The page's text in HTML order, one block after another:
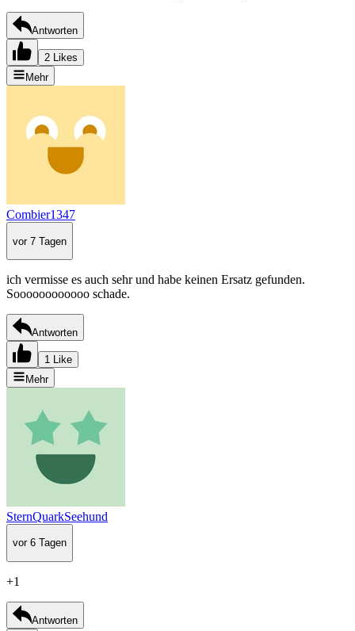
Antworten
2 Likes
Mehr
Combier1347
vor 7 Tagen
ich vermisse es auch sehr und habe keinen Ersatz gefunden.
Soooooooooooo schade.
Antworten
1 Like
Mehr
SternQuarkSeehund
vor 6 Tagen
+1
Antworten